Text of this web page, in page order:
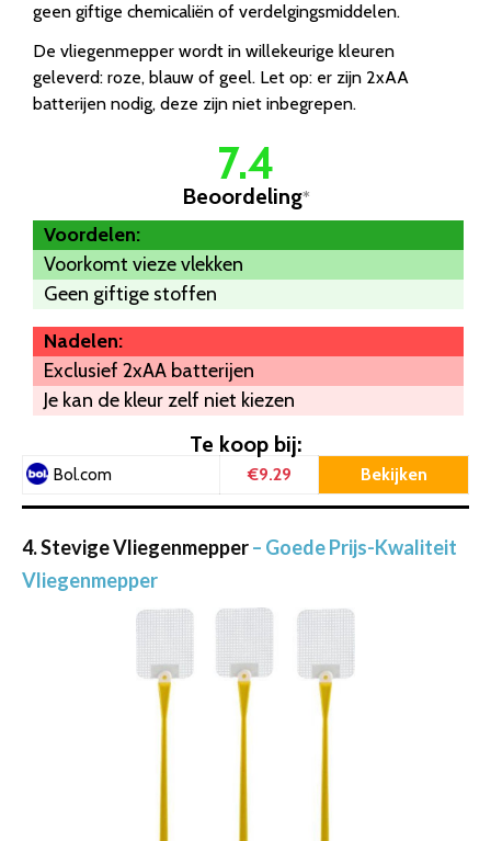
geen giftige chemicaliën of verdelgingsmiddelen.
De vliegenmepper wordt in willekeurige kleuren
geleverd: roze, blauw of geel. Let op: er zijn 2xAA
batterijen nodig, deze zijn niet inbegrepen.
7.4
Beoordeling*
Voordelen:
Voorkomt vieze vlekken
Geen giftige stoffen
Nadelen:
Exclusief 2xAA batterijen
Je kan de kleur zelf niet kiezen
Te koop bij:
Bol.com €9.29 Bekijken
4. Stevige Vliegenmepper– Goede Prijs-Kwaliteit
Vliegenmepper